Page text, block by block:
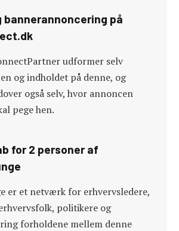
bannerannoncering på
udformer selv
og indholdet på denne, og
også selv, hvor annoncen
pege hen.
for 2 personer af
er et netværk for erhvervsledere,
politikere og
forholdene mellem denne